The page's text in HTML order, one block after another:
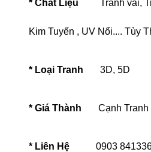
* Chất Liệu Tranh vải,
Kim Tuyến , UV Nổi.... Tùy
* Loại Tranh 3D, 5D
* Giá Thành Cạnh Tranh
* Liên Hệ 0903 841336